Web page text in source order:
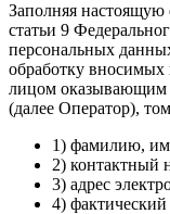
Заполняя настоящую
статьи 9
персональных
обработку
лицом оказывающим
(далее Оператор),
1) фамилию,
2) контактный
3) адрес
4)